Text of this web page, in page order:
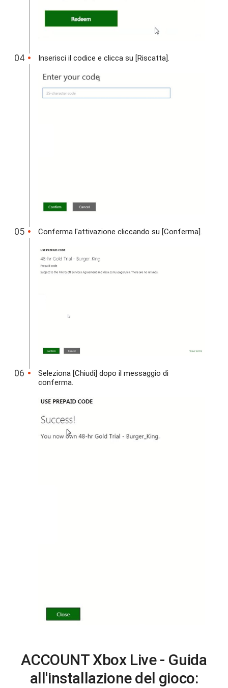
Inserisci il codice e clicca su [Riscatta].
Conferma l'attivazione cliccando su [Conferma].
Seleziona [Chiudi] dopo il messaggio di
conferma.
ACCOUNT Xbox Live - Guida
all'installazione del gioco: